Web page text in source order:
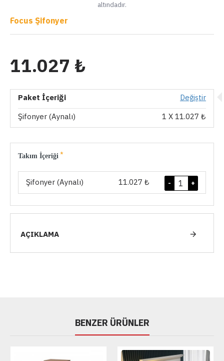
altındadır.
Focus Şifonyer
11.027 ₺
Paket İçeriği
Değiştir
Şifonyer (Aynalı)
1 X 11.027 ₺
Takım İçeriği
Şifonyer (Aynalı) 11.027 ₺ +
-
AÇIKLAMA
BENZER ÜRÜNLER